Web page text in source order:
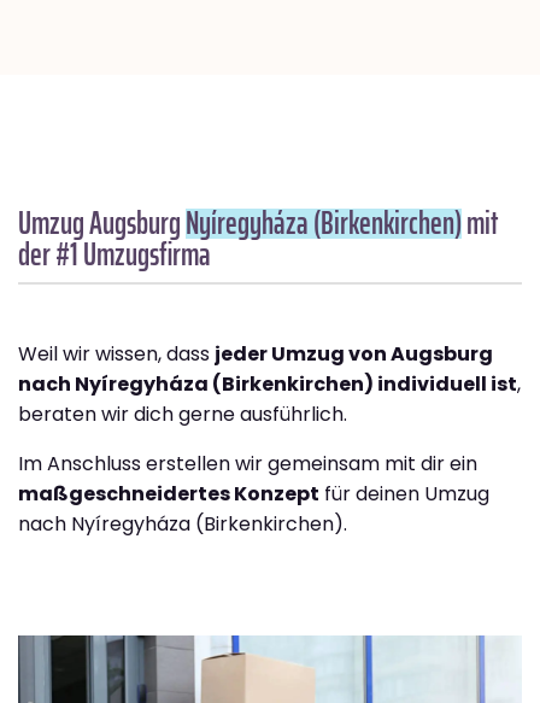
Umzug AugsburgNyíregyháza (Birkenkirchen)mit
der #1 Umzugsfirma
Weil wir wissen, dass jeder Umzug von Augsburg
nach Nyíregyháza (Birkenkirchen) individuell ist,
beraten wir dich gerne ausführlich.
Im Anschluss erstellen wir gemeinsam mit dir ein
maßgeschneidertes Konzept für deinen Umzug
nach Nyíregyháza (Birkenkirchen).